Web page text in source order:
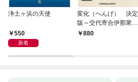
浄土ヶ浜の天使
550
新着
変化（へんげ） 決定
版～交代寄合伊那衆異
聞（1）～
880